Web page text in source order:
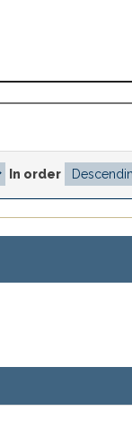
In order